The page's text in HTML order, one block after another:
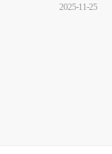
2025-11-25